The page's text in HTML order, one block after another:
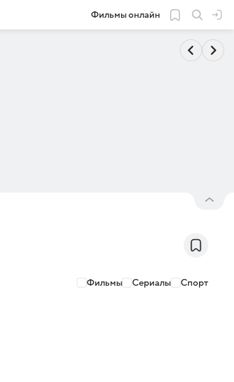
Фильмы онлайн
Фильмы Сериалы Спорт